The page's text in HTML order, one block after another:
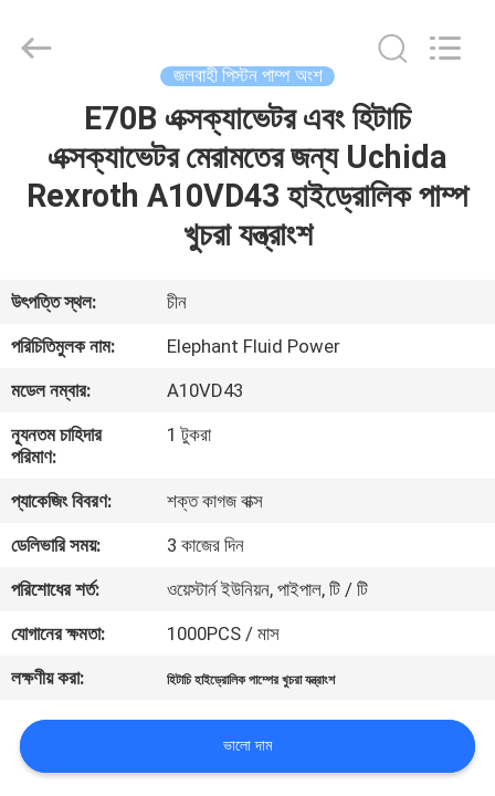
পণ্য
সম্পর্কে
নিয়ন্ত্রণ
যোগাযোগ
করুন
কেস
Power
Co.,Ltd.
জলবাহী পিস্টন পাম্প অংশ
E70B এক্সক্যাভেটর এবং হিটাচি
এক্সক্যাভেটর মেরামতের জন্য Uchida
Rexroth A10VD43 হাইড্রোলিক পাম্প
খুচরা যন্ত্রাংশ
উৎপত্তি স্থল:
চীন
পরিচিতিমুলক নাম:
Elephant Fluid Power
মডেল নম্বার:
A10VD43
ন্যূনতম চাহিদার
পরিমাণ:
1 টুকরা
প্যাকেজিং বিবরণ:
শক্ত কাগজ বাক্স
ডেলিভারি সময়:
3 কাজের দিন
পরিশোধের শর্ত:
ওয়েস্টার্ন ইউনিয়ন, পাইপাল, টি / টি
যোগানের ক্ষমতা:
1000PCS / মাস
লক্ষণীয় করা:
হিটাচি হাইড্রোলিক পাম্পের খুচরা যন্ত্রাংশ
ভালো দাম